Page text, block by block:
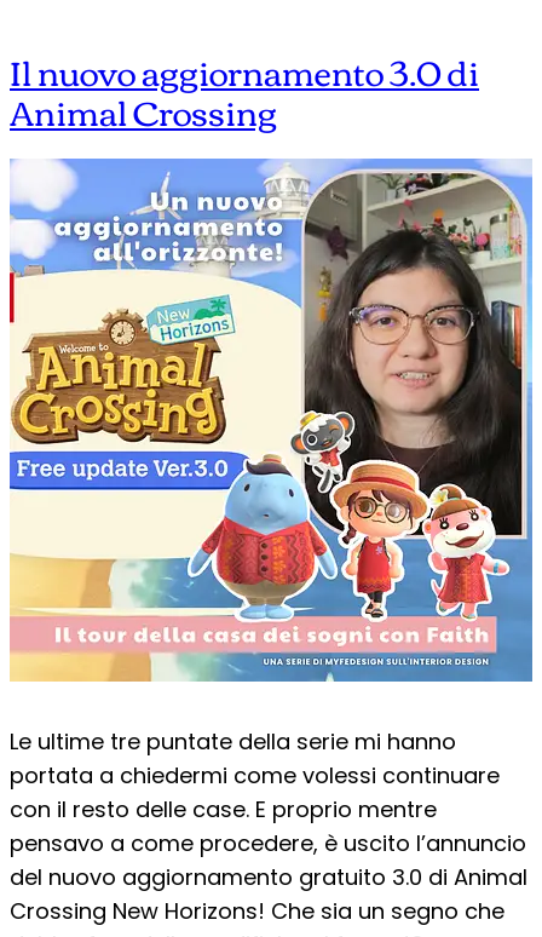
Il nuovo aggiornamento 3.0 di
Animal Crossing
Le ultime tre puntate della serie mi hanno
portata a chiedermi come volessi continuare
con il resto delle case. E proprio mentre
pensavo a come procedere, è uscito l’annuncio
del nuovo aggiornamento gratuito 3.0 di Animal
Crossing New Horizons! Che sia un segno che